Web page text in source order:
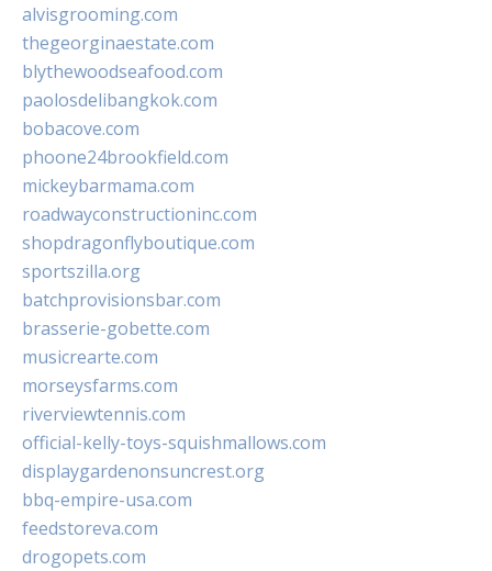
alvisgrooming.com
thegeorginaestate.com
blythewoodseafood.com
paolosdelibangkok.com
bobacove.com
phoone24brookfield.com
mickeybarmama.com
roadwayconstructioninc.com
shopdragonflyboutique.com
sportszilla.org
batchprovisionsbar.com
brasserie-gobette.com
musicrearte.com
morseysfarms.com
riverviewtennis.com
official-kelly-toys-squishmallows.com
displaygardenonsuncrest.org
bbq-empire-usa.com
feedstoreva.com
drogopets.com